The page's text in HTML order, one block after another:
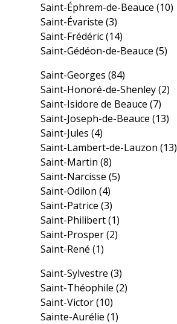
Saint-Éphrem-de-Beauce(10)
Saint-Évariste(3)
Saint-Frédéric(14)
Saint-Gédéon-de-Beauce(5)
Saint-Georges(84)
Saint-Honoré-de-Shenley(2)
Saint-Isidore de Beauce(7)
Saint-Joseph-de-Beauce(13)
Saint-Jules(4)
Saint-Lambert-de-Lauzon(13)
Saint-Martin(8)
Saint-Narcisse(5)
Saint-Odilon(4)
Saint-Patrice(3)
Saint-Philibert(1)
Saint-Prosper(2)
Saint-René(1)
Saint-Sylvestre(3)
Saint-Théophile(2)
Saint-Victor(10)
Sainte-Aurélie(1)